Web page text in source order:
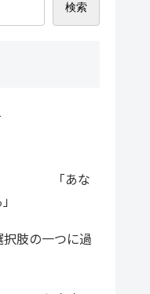
検索
な
肢の一つに過